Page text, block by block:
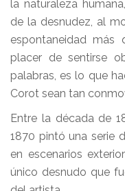
la naturaleza
de la desnudez, al
espontaneidad más
placer de sentirse
palabras, es lo que
Corot sean tan
Entre la década de
1870 pintó una serie
en escenarios
único desnudo que